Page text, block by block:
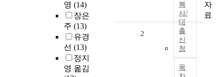
영 (14)
장은
주 (13)
유경
선 (13)
정지
영 옮김
복
사/
대
출
신
청
목
2
자
료